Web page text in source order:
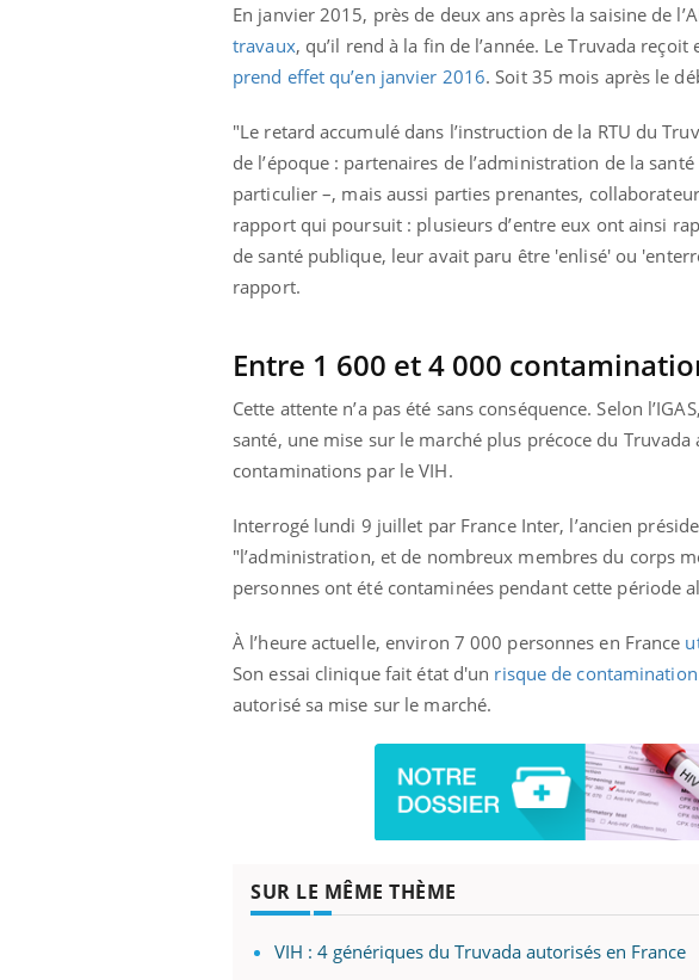
En janvier 2015, près de deux ans après la saisine de
travaux, qu’il rend à la fin de l’année. Le Truvada
prend effet qu’en janvier 2016. Soit 35 mois après le
"Le retard accumulé dans l’instruction de la RTU du
de l’époque : partenaires de l’administration de la
particulier –, mais aussi parties prenantes,
rapport qui poursuit : plusieurs d’entre eux ont ainsi
de santé publique, leur avait paru être 'enlisé' ou
rapport.
Entre 1 600 et 4 000
Cette attente n’a pas été sans conséquence. Selon
santé, une mise sur le marché plus précoce du
contaminations par le VIH.
Interrogé lundi 9 juillet par France Inter, l’ancien
"l’administration, et de nombreux membres du corps
personnes ont été contaminées pendant cette période
À l’heure actuelle, environ 7 000 personnes en France
Son essai clinique fait état d'un risque de
autorisé sa mise sur le marché.
SUR LE MÊME THÈME
VIH : 4 génériques du Truvada autorisés en France
Eczéma Chronique des Mains :
expliquer ma maladie Youtube
Il y a des sujets qui sont faciles à aborder...
questions sur la maladie d'un proche c'est
Youtube
Carence en fer :
prévenir Youtube
Fatigue, irritabilité,
carence en fer sont
...